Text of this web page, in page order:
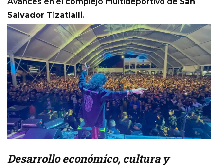
Salvador Tizatlalli.
Desarrollo económico, cultura y